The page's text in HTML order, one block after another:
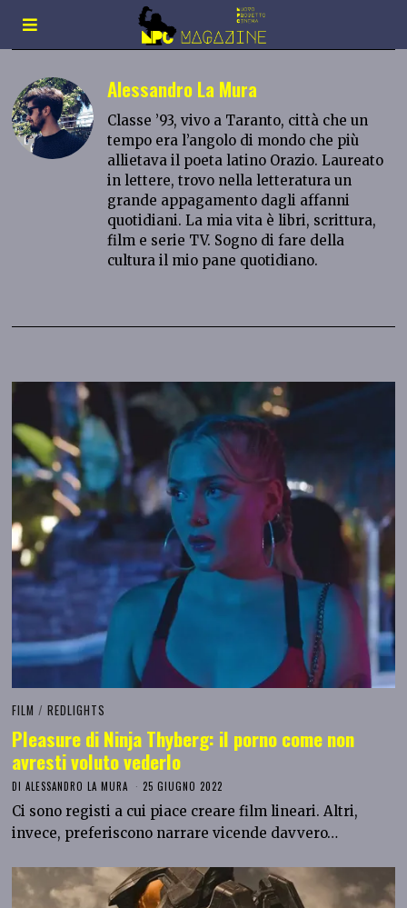
Alessandro La Mura
Classe ’93, vivo a Taranto, città che un
tempo era l’angolo di mondo che più
allietava il poeta latino Orazio. Laureato
in lettere, trovo nella letteratura un
grande appagamento dagli affanni
quotidiani. La mia vita è libri, scrittura,
film e serie TV. Sogno di fare della
cultura il mio pane quotidiano.
FILM / REDLIGHTS
Pleasure di Ninja Thyberg: il porno come non
avresti voluto vederlo
DIALESSANDRO LA MURA 25 GIUGNO 2022
Ci sono registi a cui piace creare film lineari. Altri,
invece, preferiscono narrare vicende davvero…